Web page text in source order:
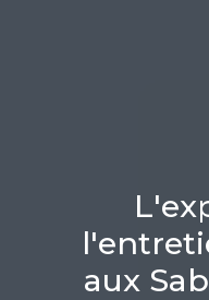
aux